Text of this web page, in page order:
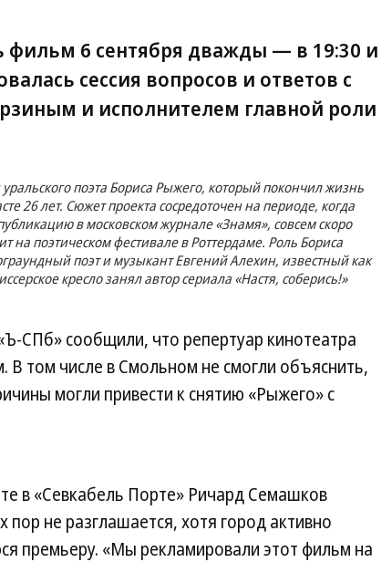
фильм 6 сентября дважды — в 19:30 и
сессия вопросов и ответов с
и исполнителем главной роли
поэта Бориса Рыжего, который покончил жизнь
26 лет. Сюжет проекта сосредоточен на периоде, когда
в московском журнале «Знамя», совсем скоро
на поэтическом фестивале в Роттердаме. Роль Бориса
поэт и музыкант Евгений Алехин, известный как
кресло занял автор сериала «Настя, соберись!»
СПб» сообщили, что репертуар кинотеатра
В том числе в Смольном не смогли объяснить,
могли привести к снятию «Рыжего» с
в «Севкабель Порте» Ричард Семашков
не разглашается, хотя город активно
премьеру. «Мы рекламировали этот фильм на